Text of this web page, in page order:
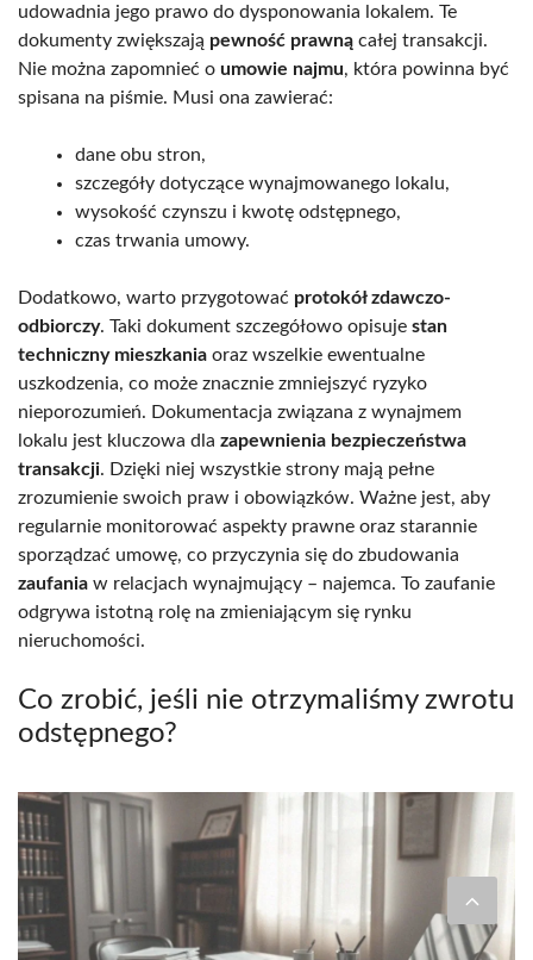
udowadnia jego prawo do dysponowania lokalem. Te
dokumenty zwiększają pewność prawną całej transakcji.
Nie można zapomnieć o umowie najmu, która powinna być
spisana na piśmie. Musi ona zawierać:
dane obu stron,
szczegóły dotyczące wynajmowanego lokalu,
wysokość czynszu i kwotę odstępnego,
czas trwania umowy.
Dodatkowo, warto przygotować protokół zdawczo-
odbiorczy. Taki dokument szczegółowo opisuje stan
techniczny mieszkania oraz wszelkie ewentualne
uszkodzenia, co może znacznie zmniejszyć ryzyko
nieporozumień. Dokumentacja związana z wynajmem
lokalu jest kluczowa dla zapewnienia bezpieczeństwa
transakcji. Dzięki niej wszystkie strony mają pełne
zrozumienie swoich praw i obowiązków. Ważne jest, aby
regularnie monitorować aspekty prawne oraz starannie
sporządzać umowę, co przyczynia się do zbudowania
zaufania w relacjach wynajmujący – najemca. To zaufanie
odgrywa istotną rolę na zmieniającym się rynku
nieruchomości.
Co zrobić, jeśli nie otrzymaliśmy zwrotu
odstępnego?